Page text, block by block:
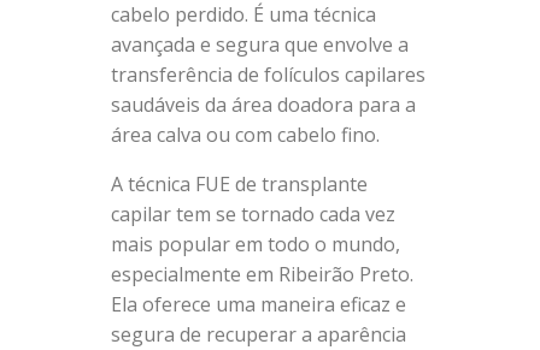
cabelo perdido. É uma técnica
avançada e segura que envolve a
transferência de folículos capilares
saudáveis ​​da área doadora para a
área calva ou com cabelo fino.
A técnica FUE de transplante
capilar tem se tornado cada vez
mais popular em todo o mundo,
especialmente em Ribeirão Preto.
Ela oferece uma maneira eficaz e
segura de recuperar a aparência